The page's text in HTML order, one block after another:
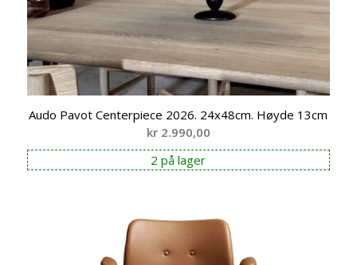
Audo Pavot Centerpiece 2026. 24x48cm. Høyde 13cm
kr2.990,00
2 på lager